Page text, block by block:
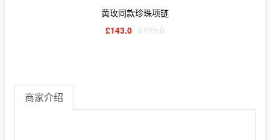
黄玫同款珍珠项链
£143.0 £179.0
商家介绍